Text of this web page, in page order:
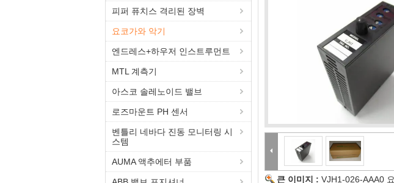
피퍼 퓨치스 격리된 장벽
요코가와 악기
엔드레스+하우저 인스트루먼트
MTL 계측기
아스코 솔레노이드 밸브
로즈마운트 PH 센서
벤틀리 네바다 진동 모니터링 시
스템
AUMA 액추에터 부품
큰 이미지 : VJH1-026-AAA0